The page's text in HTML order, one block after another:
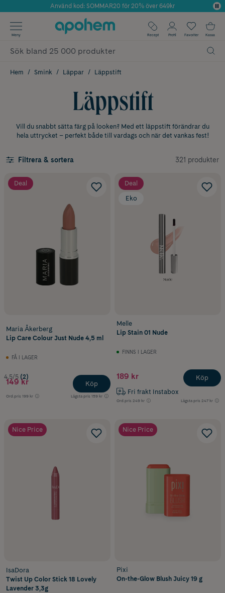
Årets Butik 2025 inom Skönhet
Använd kod: SOMMAR20 för 20% över 649kr
✓ Fri frakt
✓ Poäng på alla köp*
Meny Recept Profil Favoriter Kassa
Hem Smink Läppar Läppstift
Läppstift
Vill du snabbt sätta färg på looken? Med ett läppstift förändrar du
hela uttrycket – perfekt både till vardags och när det vankas fest!
Filtrera & sortera 321 produkter
Deal
Maria Åkerberg
Lip Care Colour Just Nude 4,5 ml
FÅ I LAGER
4.5/5 (2)
149 kr
Ord.pris 199 kr Lägsta pris 159 kr
Köp
Deal
Eko
Melle
Lip Stain 01 Nude
FINNS I LAGER
189 kr
Fri frakt Instabox
Ord.pris 249 kr Lägsta pris 247 kr
Köp
Nice Price
IsaDora
Twist Up Color Stick 18 Lovely
Lavender 3,3g
Nice Price
Pixi
On-the-Glow Blush Juicy 19 g